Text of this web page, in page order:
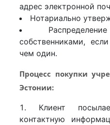
адрес электронной
Нотариально
собственниками,
чем один.
Процесс покупки
Эстонии:
Клиент
контактную